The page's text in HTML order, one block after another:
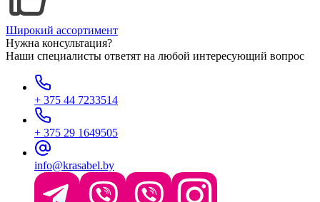
Широкий ассортимент
Нужна консультация?
Наши специалисты ответят на любой интересующий вопрос
+ 375 44 7233514
+ 375 29 1649505
info@krasabel.by